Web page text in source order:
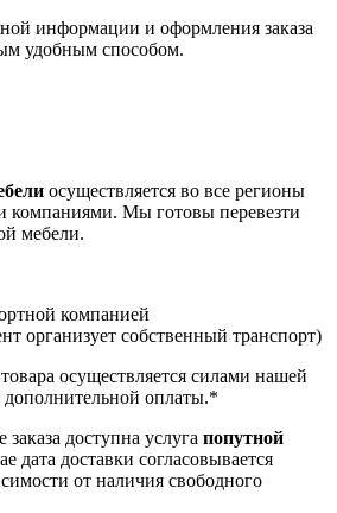
информации и оформления заказа
удобным способом.
осуществляется во все регионы
компаниями. Мы готовы перевезти
мебели.
компанией
организует собственный транспорт)
товара осуществляется силами нашей
дополнительной оплаты.*
доступна услуга попутной
дата доставки согласовывается
от наличия свободного